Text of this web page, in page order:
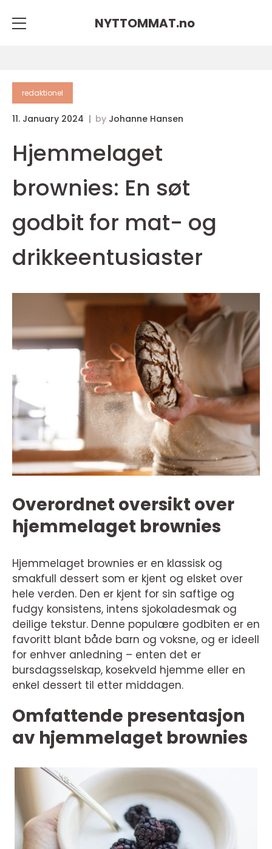
NYTTOMMAT.no
redaktionel
11. January 2024 by Johanne Hansen
Hjemmelaget
brownies: En søt
godbit for mat- og
drikkeentusiaster
Overordnet oversikt over
hjemmelaget brownies
Hjemmelaget brownies er en klassisk og
smakfull dessert som er kjent og elsket over
hele verden. Den er kjent for sin saftige og
fudgy konsistens, intens sjokoladesmak og
deilige tekstur. Denne populære godbiten er en
favoritt blant både barn og voksne, og er ideell
for enhver anledning – enten det er
bursdagsselskap, kosekveld hjemme eller en
enkel dessert til etter middagen.
Omfattende presentasjon
av hjemmelaget brownies